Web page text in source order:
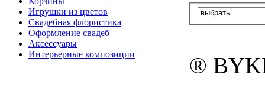
Игрушки из цветов
Свадебная флористика
Оформление свадеб
Аксессуары
Интерьерные композиции
®